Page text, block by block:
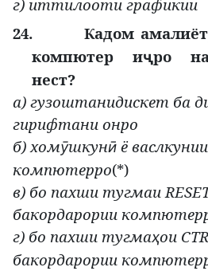
г) иттилооти графикии
24.
Кадом
компютер иҷро
нест?
а) гузоштанидискет ба
гирифтани онро
б) хомӯшкунӣ ё васлкунии
компютерро(*)
в) бо пахши тугмаи
бакордарории
г) бо пахши тугмаҳои
бакордарории